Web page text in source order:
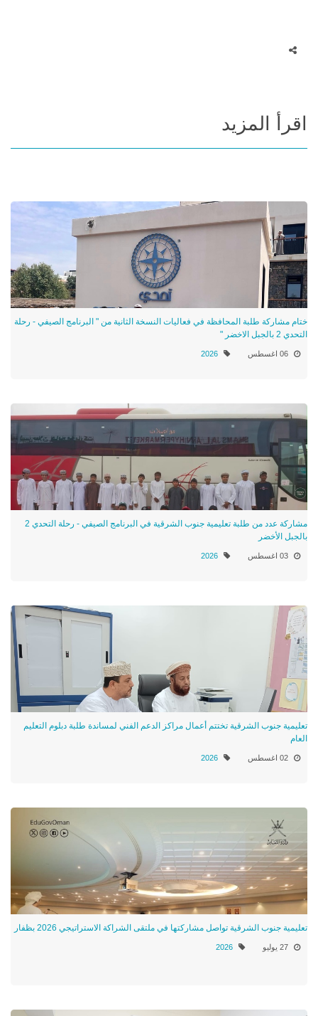
اقرأ المزيد
ختام مشاركة طلبة المحافظة في فعاليات النسخة الثانية من " البرنامج الصيفي - رحلة
التحدي 2 بالجبل الاخضر "
06 اغسطس 2026
مشاركة عدد من طلبة تعليمية جنوب الشرقية في البرنامج الصيفي - رحلة التحدي 2
بالجبل الأخضر
03 اغسطس 2026
تعليمية جنوب الشرقية تختتم أعمال مراكز الدعم الفني لمساندة طلبة دبلوم التعليم
العام
02 اغسطس 2026
تعليمية جنوب الشرقية تواصل مشاركتها في ملتقى الشراكة الاستراتيجي 2026 بظفار
27 يوليو 2026